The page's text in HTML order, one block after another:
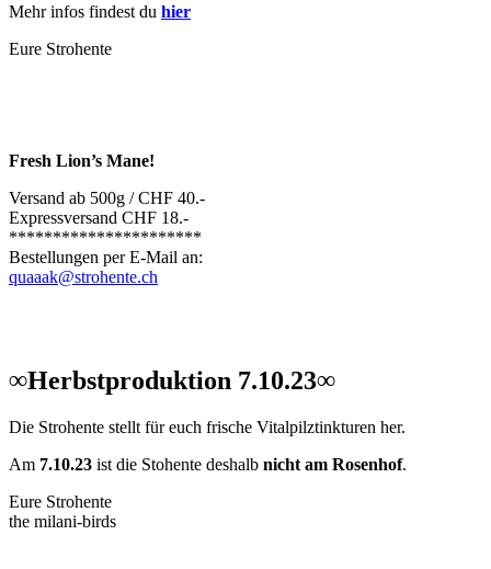
Mehr infos findest du hier
Eure Strohente
Fresh Lion’s Mane!
Versand ab 500g / CHF 40.-
Expressversand CHF 18.-
**********************
Bestellungen per E-Mail an:
quaaak@strohente.ch
∞Herbstproduktion 7.10.23∞
Die Strohente stellt für euch frische Vitalpilztinkturen her.
Am 7.10.23 ist die Stohente deshalb nicht am Rosenhof.
Eure Strohente
the milani-birds